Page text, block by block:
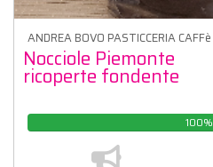
ANDREA BOVO PASTICCERIA CAFFè
Nocciole Piemonte
ricoperte fondente
100%